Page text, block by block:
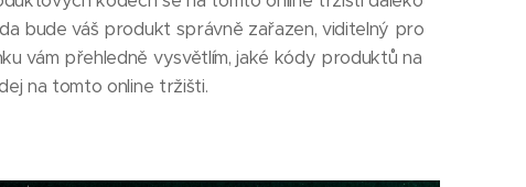
bude váš produkt správně zařazen, viditelný pro
vám přehledně vysvětlím, jaké kódy produktů na
na tomto online tržišti.